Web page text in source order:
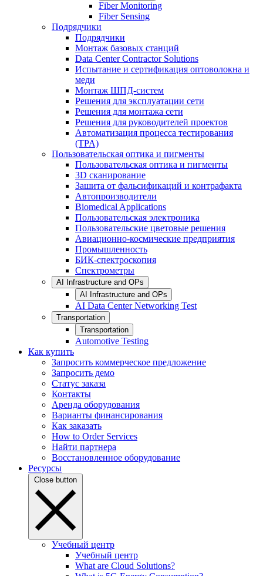
Fiber Monitoring
Fiber Sensing
Подрядчики
Подрядчики
Монтаж базовых станций
Data Center Contractor Solutions
Испытание и сертификация оптоволокна и
меди
Монтаж ШПД-систем
Решения для эксплуатации сети
Решения для монтажа сети
Решения для руководителей проектов
Автоматизация процесса тестирования
(TPA)
Пользовательская оптика и пигменты
Пользовательская оптика и пигменты
3D сканирование
Зашита от фальсификаций и контрафакта
Автопроизводители
Biomedical Applications
Пользовательская электроника
Пользовательские цветовые решения
Авиационно-космические предприятия
Промышленность
БИК-спектроскопия
Спектрометры
AI Infrastructure and OPs
AI Infrastructure and OPs
AI Data Center Networking Test
Transportation
Transportation
Automotive Testing
Как купить
Запросить коммерческое предложение
Запросить демо
Статус заказа
Контакты
Аренда оборудования
Варианты финансирования
Как заказать
How to Order Services
Найти партнера
Восстановленное оборудование
Ресурсы
Close button
Учебный центр
Учебный центр
What are Cloud Solutions?